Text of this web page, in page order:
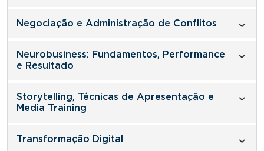
Negociação e Administração de Conflitos
Neurobusiness: Fundamentos, Performance
e Resultado
Storytelling, Técnicas de Apresentação e
Media Training
Transformação Digital